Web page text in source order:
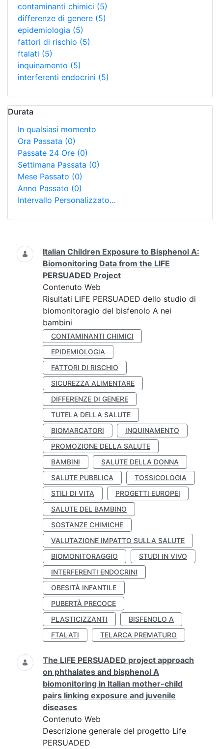
contaminanti chimici (5)
differenze di genere (5)
epidemiologia (5)
fattori di rischio (5)
ftalati (5)
inquinamento (5)
interferenti endocrini (5)
Durata
In qualsiasi momento
Ora Passata (0)
Passate 24 Ore (0)
Settimana Passata (0)
Mese Passato (0)
Anno Passato (0)
Intervallo Personalizzato…
Ricerca
Italian Children Exposure to Bisphenol A:
Biomonitoring Data from the LIFE
PERSUADED Project
Contenuto Web
Risultati LIFE PERSUADED dello studio di
biomonitoragio del bisfenolo A nei
bambini
CONTAMINANTI CHIMICI
EPIDEMIOLOGIA
FATTORI DI RISCHIO
SICUREZZA ALIMENTARE
DIFFERENZE DI GENERE
TUTELA DELLA SALUTE
BIOMARCATORI
INQUINAMENTO
PROMOZIONE DELLA SALUTE
BAMBINI
SALUTE DELLA DONNA
SALUTE PUBBLICA
TOSSICOLOGIA
STILI DI VITA
PROGETTI EUROPEI
SALUTE DEL BAMBINO
SOSTANZE CHIMICHE
VALUTAZIONE IMPATTO SULLA SALUTE
BIOMONITORAGGIO
STUDI IN VIVO
INTERFERENTI ENDOCRINI
OBESITÀ INFANTILE
PUBERTÀ PRECOCE
PLASTICIZZANTI
BISFENOLO A
FTALATI
TELARCA PREMATURO
The LIFE PERSUADED project approach
on phthalates and bisphenol A
biomonitoring in Italian mother-child
pairs linking exposure and juvenile
diseases
Contenuto Web
Descrizione generale del progetto Life
PERSUADED